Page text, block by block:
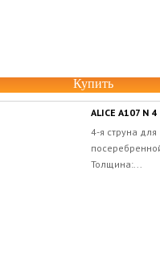
Купить
ALICE A107 N 4
4-я струна
Толщина:...